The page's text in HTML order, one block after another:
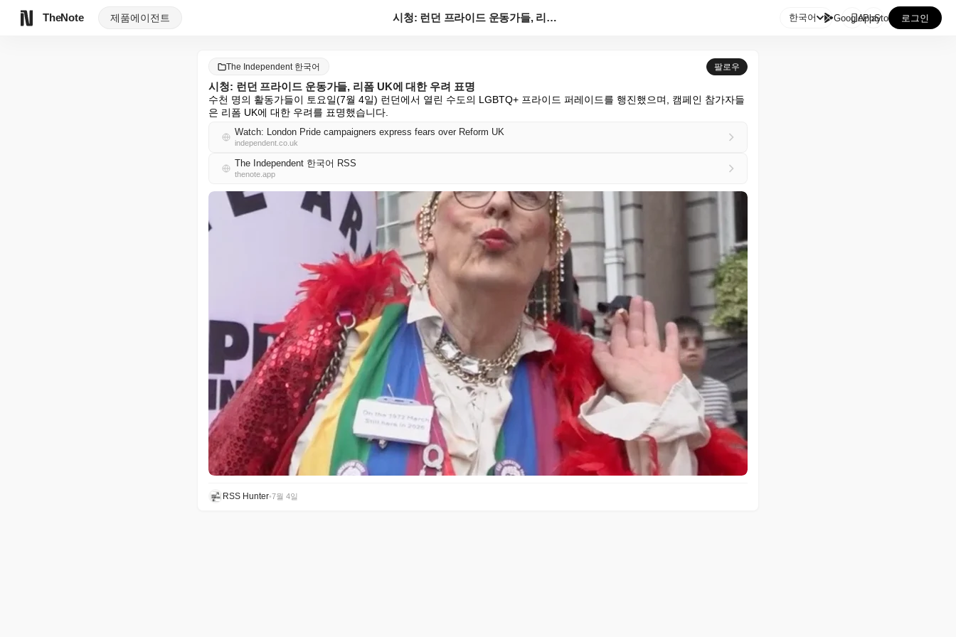
TheNote 제품에이전트 시청: 런던 프라이드 운동가들, 리폼 UK에 대한 우려... 한국어 GooglePlay
AppStore 로그인
The Independent 한국어 팔로우
시청: 런던 프라이드 운동가들, 리폼 UK에 대한 우려 표명
수천 명의 활동가들이 토요일(7월 4일) 런던에서 열린 수도의 LGBTQ+ 프라이드 퍼레이드를 행진했으며, 캠페인 참가자들
은 리폼 UK에 대한 우려를 표명했습니다.
Watch: London Pride campaigners express fears over Reform UK
independent.co.uk
The Independent 한국어 RSS
thenote.app
RSS Hunter•7월 4일